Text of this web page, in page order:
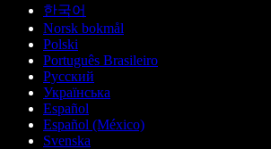
한국어
Norsk bokmål
Polski
Português Brasileiro
Русский
Українська
Español
Español (México)
Svenska